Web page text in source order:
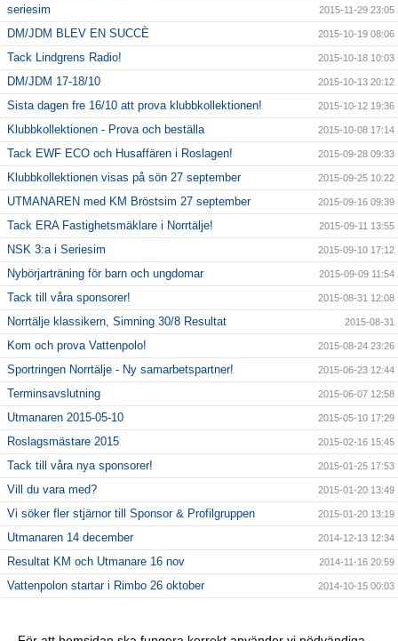
seriesim 2015-11-29 23:05
DM/JDM BLEV EN SUCCÈ 2015-10-19 08:06
Tack Lindgrens Radio! 2015-10-18 10:03
DM/JDM 17-18/10 2015-10-13 20:12
Sista dagen fre 16/10 att prova klubbkollektionen! 2015-10-12 19:36
Klubbkollektionen - Prova och beställa 2015-10-08 17:14
Tack EWF ECO och Husaffären i Roslagen! 2015-09-28 09:33
Klubbkollektionen visas på sön 27 september 2015-09-25 10:22
UTMANAREN med KM Bröstsim 27 september 2015-09-16 09:39
Tack ERA Fastighetsmäklare i Norrtälje! 2015-09-11 13:55
NSK 3:a i Seriesim 2015-09-10 17:12
Nybörjarträning för barn och ungdomar 2015-09-09 11:54
Tack till våra sponsorer! 2015-08-31 12:08
Norrtälje klassikern, Simning 30/8 Resultat 2015-08-31
Kom och prova Vattenpolo! 2015-08-24 23:26
Sportringen Norrtälje - Ny samarbetspartner! 2015-06-23 12:44
Terminsavslutning 2015-06-07 12:58
Utmanaren 2015-05-10 2015-05-10 17:29
Roslagsmästare 2015 2015-02-16 15:45
Tack till våra nya sponsorer! 2015-01-25 17:53
Vill du vara med? 2015-01-20 13:49
Vi söker fler stjärnor till Sponsor & Profilgruppen 2015-01-20 13:19
Utmanaren 14 december 2014-12-13 12:34
Resultat KM och Utmanare 16 nov 2014-11-16 20:59
Vattenpolon startar i Rimbo 26 oktober 2014-10-15 00:03
Nybörjarträning i Norrtälje! 2014-09-11 13:09